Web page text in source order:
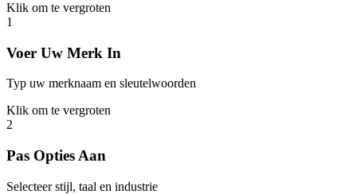
Klik om te vergroten
1
Voer Uw Merk In
Typ uw merknaam en sleutelwoorden
Klik om te vergroten
2
Pas Opties Aan
Selecteer stijl, taal en industrie